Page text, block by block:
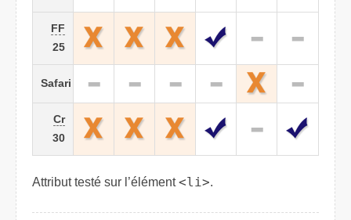
FF
25
Safari
Cr
30
Attribut testé sur l’élément<li>.